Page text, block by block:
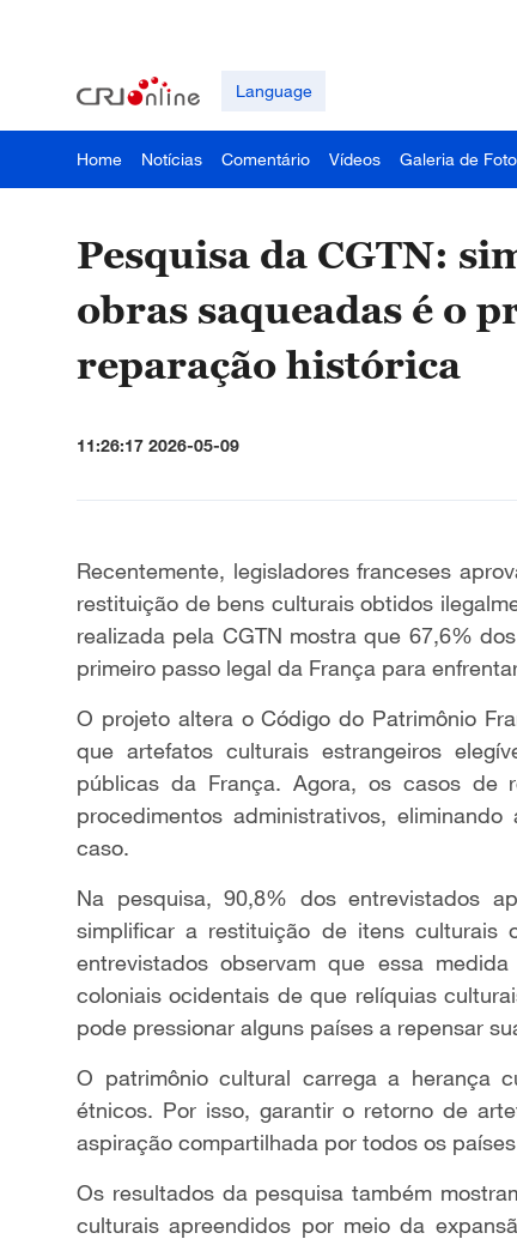
Language
Home Notícias Comentário Vídeos Galeria de
Pesquisa da CGTN:
obras saqueadas é o
reparação histórica
11:26:17 2026-05-09
Recentemente, legisladores franceses
restituição de bens culturais obtidos
realizada pela CGTN mostra que 67,6%
primeiro passo legal da França para
O projeto altera o Código do Patrimônio
que artefatos culturais estrangeiros
públicas da França. Agora, os casos de
procedimentos administrativos,
caso.
Na pesquisa, 90,8% dos entrevistados
simplificar a restituição de itens culturais
entrevistados observam que essa
coloniais ocidentais de que relíquias
pode pressionar alguns países a repensar
O patrimônio cultural carrega a herança
étnicos. Por isso, garantir o retorno de
aspiração compartilhada por todos os
Os resultados da pesquisa também
culturais apreendidos por meio da